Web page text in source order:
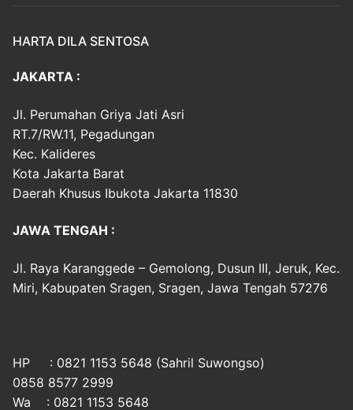
HARTA DILA SENTOSA
JAKARTA :
Jl. Perumahan Griya Jati Asri
RT.7/RW.11, Pegadungan
Kec. Kalideres
Kota Jakarta Barat
Daerah Khusus Ibukota Jakarta 11830
JAWA TENGAH :
Jl. Raya Karanggede – Gemolong, Dusun III, Jeruk, Kec.
Miri, Kabupaten Sragen, Sragen, Jawa Tengah 57276
HP : 0821 1153 5648 (Sahril Suwongso)
0858 8577 2999
Wa : 0821 1153 5648